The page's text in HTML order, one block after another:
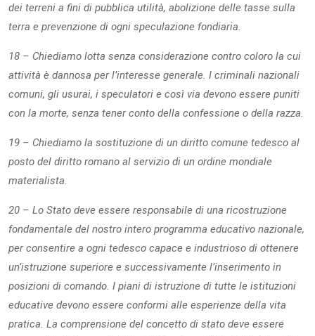
dei terreni a fini di pubblica utilità, abolizione delle tasse sulla
terra e prevenzione di ogni speculazione fondiaria.
18 – Chiediamo lotta senza considerazione contro coloro la cui
attività è dannosa per l’interesse generale. I criminali nazionali
comuni, gli usurai, i speculatori e così via devono essere puniti
con la morte, senza tener conto della confessione o della razza.
19 – Chiediamo la sostituzione di un diritto comune tedesco al
posto del diritto romano al servizio di un ordine mondiale
materialista.
20 – Lo Stato deve essere responsabile di una ricostruzione
fondamentale del nostro intero programma educativo nazionale,
per consentire a ogni tedesco capace e industrioso di ottenere
un’istruzione superiore e successivamente l’inserimento in
posizioni di comando. I piani di istruzione di tutte le istituzioni
educative devono essere conformi alle esperienze della vita
pratica. La comprensione del concetto di stato deve essere